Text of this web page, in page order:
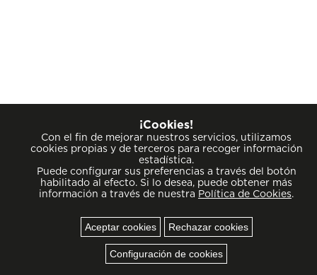
¡Cookies!
Con el fin de mejorar nuestros servicios, utilizamos
cookies propias y de terceros para recoger información
estadística.
Puede configurar sus preferencias a través del botón
habilitado al efecto. Si lo desea, puede obtener más
información a través de nuestra Política de Cookies.
Aceptar cookies Rechazar cookies
Configuración de cookies